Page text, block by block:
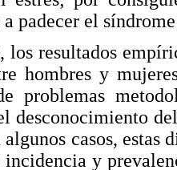
a padecer el
los resultados
hombres y
problemas
desconocimiento
algunos casos,
incidencia y